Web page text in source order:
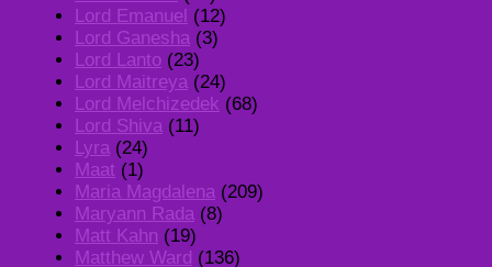
Lord Emanuel (12)
Lord Ganesha (3)
Lord Lanto (23)
Lord Maitreya (24)
Lord Melchizedek (68)
Lord Shiva (11)
Lyra (24)
Maat (1)
Maria Magdalena (209)
Maryann Rada (8)
Matt Kahn (19)
Matthew Ward (136)